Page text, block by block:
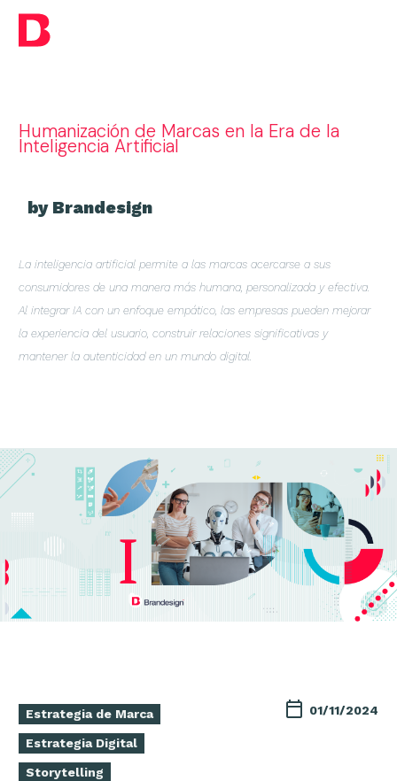
Humanización de Marcas en la Era de la
Inteligencia Artificial
by Brandesign
La inteligencia artificial permite a las marcas acercarse a sus
consumidores de una manera más humana, personalizada y efectiva.
Al integrar IA con un enfoque empático, las empresas pueden mejorar
la experiencia del usuario, construir relaciones significativas y
mantener la autenticidad en un mundo digital.
Estrategia de Marca
Estrategia Digital
Storytelling
01/11/2024